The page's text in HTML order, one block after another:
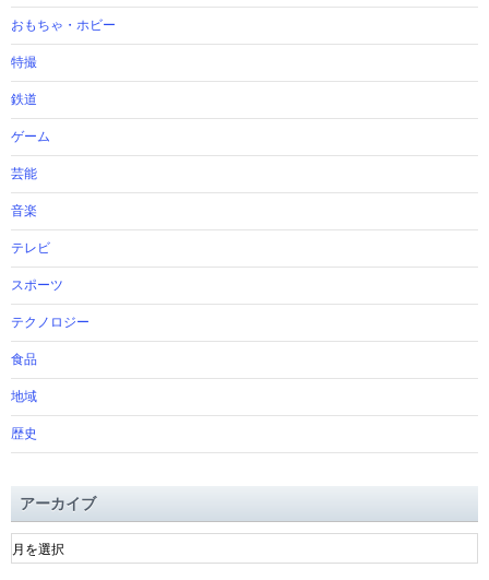
おもちゃ・ホビー
特撮
鉄道
ゲーム
芸能
音楽
テレビ
スポーツ
テクノロジー
食品
地域
歴史
アーカイブ
ア
ー